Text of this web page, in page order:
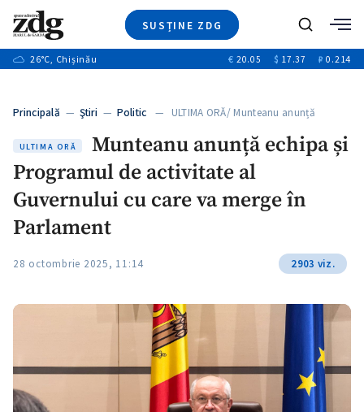
SUSȚINE ZDG
Ştiri
+9
Video
Special
+1
Blog
Caută
26°C, Chișinău € 20.05 $ 17.37 ₽ 0.214
Principală — Ştiri — Politic — ULTIMA ORĂ/ Munteanu anunță
ULTIMA ORĂ
Munteanu anunță echipa și
Programul de activitate al
Guvernului cu care va merge în
Parlament
28 octombrie 2025, 11:14 2903 viz.